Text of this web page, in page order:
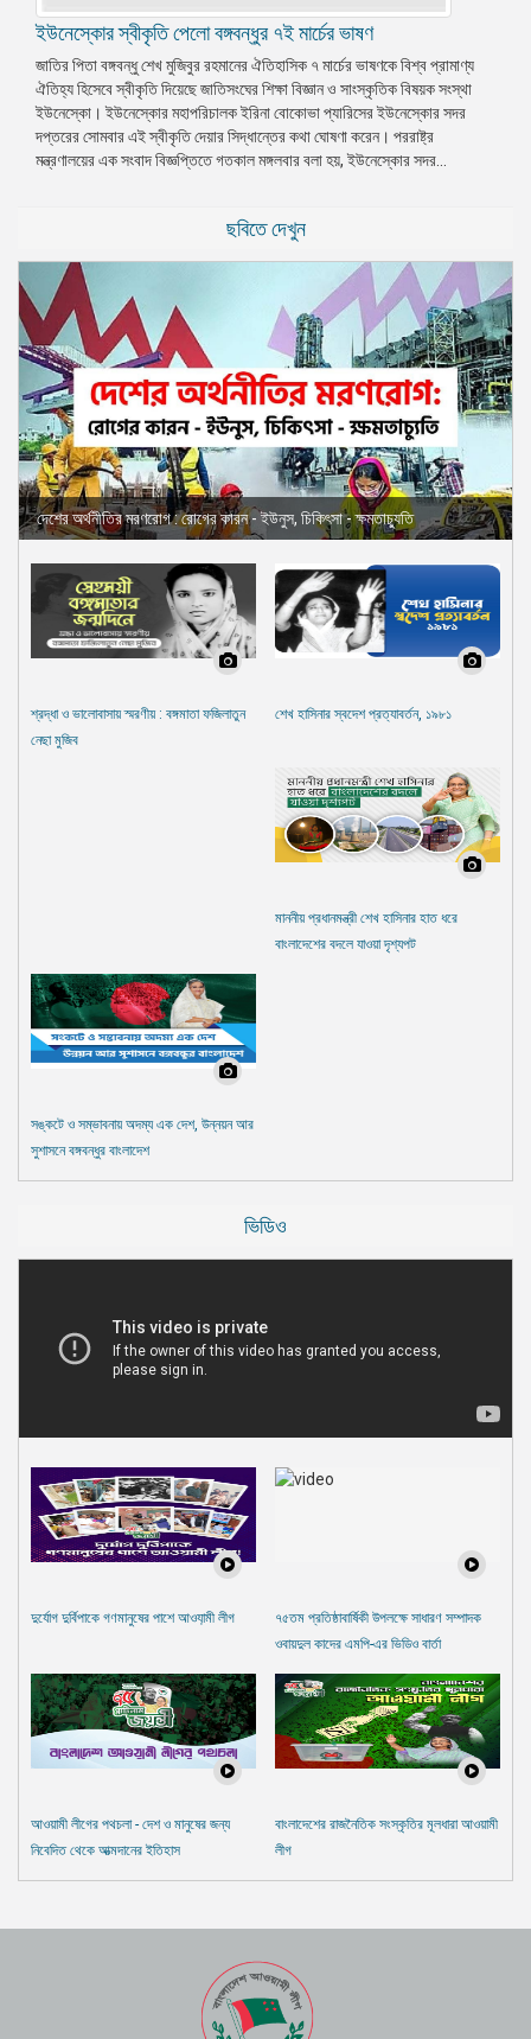
ইউনেস্কোর স্বীকৃতি পেলো বঙ্গবন্ধুর ৭ই মার্চের ভাষণ
জাতির পিতা বঙ্গবন্ধু শেখ মুজিবুর রহমানের ঐতিহাসিক ৭ মার্চের ভাষণকে বিশ্ব প্রামাণ্য
ঐতিহ্য হিসেবে স্বীকৃতি দিয়েছে জাতিসংঘের শিক্ষা বিজ্ঞান ও সাংস্কৃতিক বিষয়ক সংস্থা
ইউনেস্কো। ইউনেস্কোর মহাপরিচালক ইরিনা বোকোভা প্যারিসের ইউনেস্কোর সদর
দপ্তরের সোমবার এই স্বীকৃতি দেয়ার সিদ্ধান্তের কথা ঘোষণা করেন। পররাষ্ট্র
মন্ত্রণালয়ের এক সংবাদ বিজ্ঞপ্তিতে গতকাল মঙ্গলবার বলা হয়, ইউনেস্কোর সদর...
ছবিতে দেখুন
দেশের অর্থনীতির মরণরোগ : রোগের কারন - ইউনুস, চিকিৎসা - ক্ষমতাচ্যুতি
শ্রদ্ধা ও ভালোবাসায় স্মরণীয় : বঙ্গমাতা ফজিলাতুন
নেছা মুজিব
শেখ হাসিনার স্বদেশ প্রত্যাবর্তন, ১৯৮১
মাননীয় প্রধানমন্ত্রী শেখ হাসিনার হাত ধরে
বাংলাদেশের বদলে যাওয়া দৃশ্যপট
সঙ্কটে ও সম্ভাবনায় অদম্য এক দেশ, উন্নয়ন আর
সুশাসনে বঙ্গবন্ধুর বাংলাদেশ
ভিডিও
দুর্যোগ দুর্বিপাকে গণমানুষের পাশে আওযা়মী লীগ
৭৫তম প্রতিষ্ঠাবার্ষিকী উপলক্ষে সাধারণ সম্পাদক
ওবায়দুল কাদের এমপি-এর ভিডিও বার্তা
আওয়ামী লীগের পথচলা - দেশ ও মানুষের জন্য
নিবেদিত থেকে আত্মদানের ইতিহাস
বাংলাদেশের রাজনৈতিক সংস্কৃতির মূলধারা আওয়ামী
লীগ